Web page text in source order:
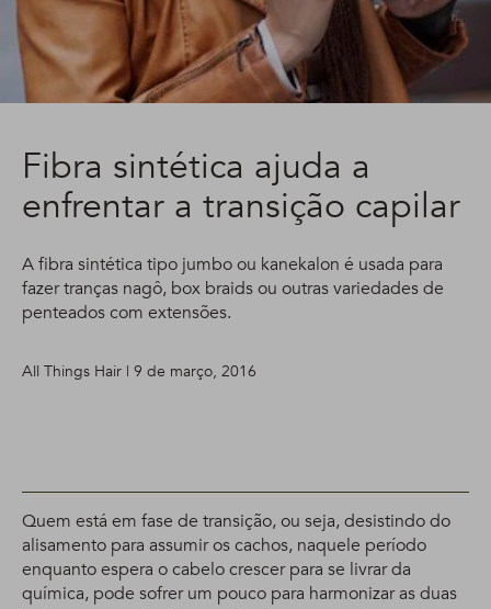
Fibra sintética ajuda a
enfrentar a transição capilar
A fibra sintética tipo jumbo ou kanekalon é usada para
fazer tranças nagô, box braids ou outras variedades de
penteados com extensões.
All Things Hair | 9 de março, 2016
Quem está em fase de transição, ou seja, desistindo do
alisamento para assumir os cachos, naquele período
enquanto espera o cabelo crescer para se livrar da
química, pode sofrer um pouco para harmonizar as duas